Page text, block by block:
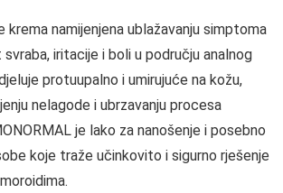
krema namijenjena ublažavanju simptoma
iritacije i boli u području analnog
protuupalno i umirujuće na kožu,
nelagode i ubrzavanju procesa
je lako za nanošenje i posebno
koje traže učinkovito i sigurno rješenje